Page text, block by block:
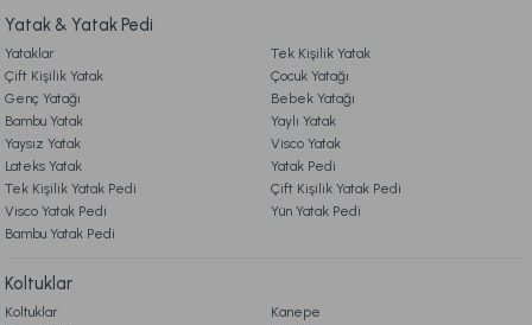
9. YATAK & KOLTUK SİPARİŞ VE İADE İŞLEMLERİ
Visco Travel Yastık Classic Standart
459,00 TL
Online'a Özel
Visco Travel Yastık Gri
549,00 TL
Visco Fly Soft Yastık 64x28x12,5 cm
Yatak & Yatak Pedi
Yataklar
Tek Kişilik Yatak
Çift Kişilik Yatak
Çocuk Yatağı
Genç Yatağı
Bebek Yatağı
Bambu Yatak
Yaylı Yatak
Yaysız Yatak
Visco Yatak
Lateks Yatak
Yatak Pedi
Tek Kişilik Yatak Pedi
Çift Kişilik Yatak Pedi
Visco Yatak Pedi
Yün Yatak Pedi
Bambu Yatak Pedi
Koltuklar
Koltuklar
Kanepe